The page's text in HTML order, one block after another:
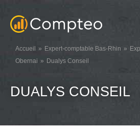
Accueil Expert-comptable Bas-Rhin
Obernai
Dualys Conseil
DUALYS CONSEIL